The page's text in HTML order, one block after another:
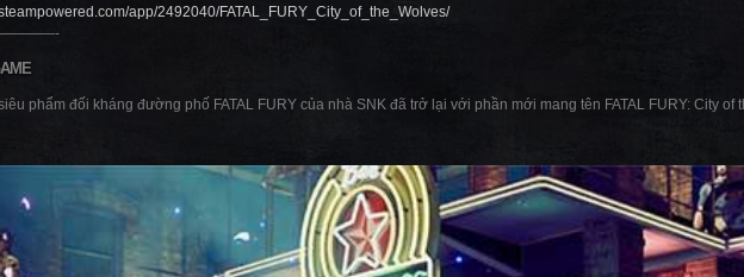
app/2492040/FATAL_FURY_City_of_the_Wolves/
phẩm đối kháng đường phố FATAL FURY của nhà SNK đã trở lại với phần mới mang tên FATAL FURY: City of